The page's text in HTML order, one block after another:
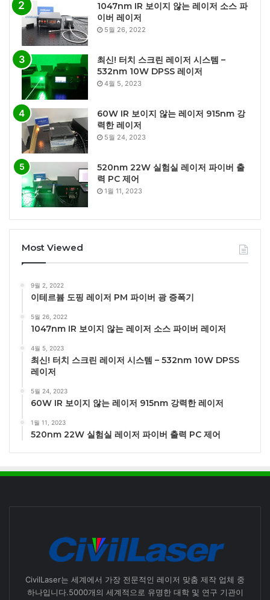
1047nm IR 보이지 않는 레이저 소스 파
이버 레이저
5월 26, 2022
최신! 터치 스크린 레이저 시스템 –
532nm 10W DPSS 레이저
4월 5, 2023
60W IR 보이지 않는 레이저 915nm 강
력한 레이저
5월 24, 2023
520nm 22W 실험실 레이저 파이버 출
력 PC 제어
1월 11, 2023
Most Viewed
9월 2, 2022
이테르븀 도핑 레이저 PM 파이버 광 증폭기
5월 26, 2022
1047nm IR 보이지 않는 레이저 소스 파이버 레이저
4월 5, 2023
최신! 터치 스크린 레이저 시스템 – 532nm 10W DPSS
레이저
5월 24, 2023
60W IR 보이지 않는 레이저 915nm 강력한 레이저
1월 11, 2023
520nm 22W 실험실 레이저 파이버 출력 PC 제어
CivilLaser는 세계에서 가장 전문적인 레이저 맞춤 제작 업체 중
하나입니다.5000개의 세계적으로 유명한 대학 및 연구 기관이